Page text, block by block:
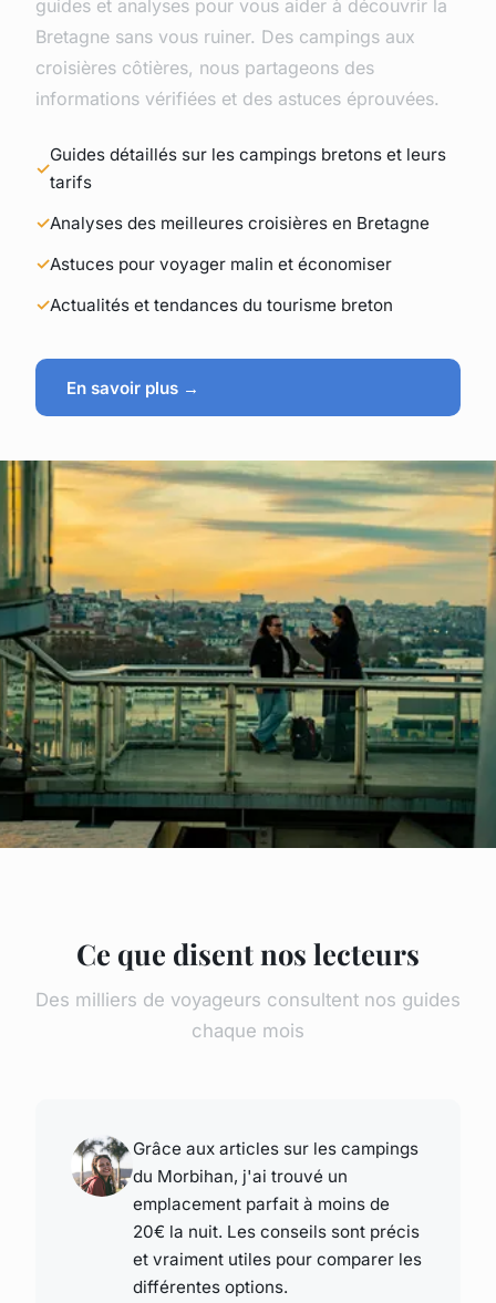
guides et analyses pour vous aider à découvrir la
Bretagne sans vous ruiner. Des campings aux
croisières côtières, nous partageons des
informations vérifiées et des astuces éprouvées.
Guides détaillés sur les campings bretons et leurs
tarifs
Analyses des meilleures croisières en Bretagne
Astuces pour voyager malin et économiser
Actualités et tendances du tourisme breton
En savoir plus →
Ce que disent nos lecteurs
Des milliers de voyageurs consultent nos guides
chaque mois
Grâce aux articles sur les campings
du Morbihan, j'ai trouvé un
emplacement parfait à moins de
20€ la nuit. Les conseils sont précis
et vraiment utiles pour comparer les
différentes options.